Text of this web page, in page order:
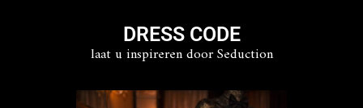
DRESS CODE
laat u inspireren door Seduction